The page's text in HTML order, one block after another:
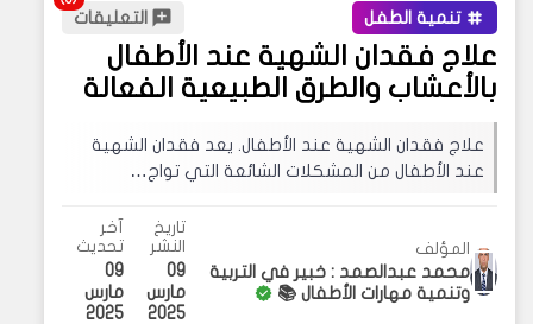
تنمية الطفل التعليقات
علاج فقدان الشهية عند الأطفال
بالأعشاب والطرق الطبيعية الفعالة
علاج فقدان الشهية عند الأطفال. يعد فقدان الشهية
عند الأطفال من المشكلات الشائعة التي تواج…
المؤلف
محمد عبدالصمد : خبير في التربية
وتنمية مهارات الأطفال 📚
تاريخ
النشر
09
مارس
2025
آخر
تحديث
09
مارس
2025